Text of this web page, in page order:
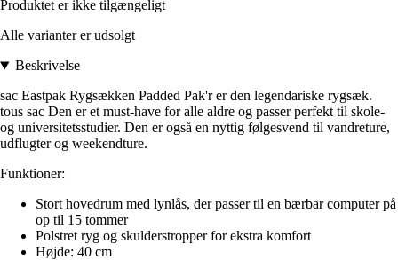
Produktet er ikke tilgængeligt
Alle varianter er udsolgt
Beskrivelse
sac Eastpak Rygsækken Padded Pak'r er den legendariske rygsæk.
tous sac Den er et must-have for alle aldre og passer perfekt til skole-
og universitetsstudier. Den er også en nyttig følgesvend til vandreture,
udflugter og weekendture.
Funktioner:
Stort hovedrum med lynlås, der passer til en bærbar computer på
op til 15 tommer
Polstret ryg og skulderstropper for ekstra komfort
Højde: 40 cm